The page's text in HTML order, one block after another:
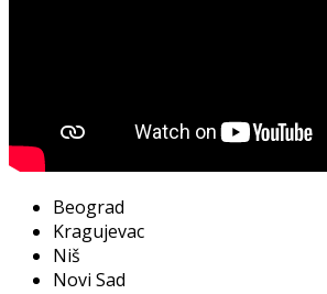
Beograd
Kragujevac
Niš
Novi Sad